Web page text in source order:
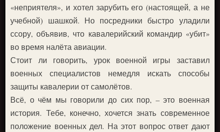
«неприятеля», и хотел зарубить его (настоящей, а не
учебной) шашкой. Но посредники быстро уладили
ссору, объявив, что кавалерийский командир «убит»
во время налёта авиации.
Стоит ли говорить, урок военной игры заставил
военных специалистов немедля искать способы
защиты кавалерии от самолётов.
Всё, о чём мы говорили до сих пор, – это военная
история. Тебе, конечно, хочется знать современное
положение военных дел. На этот вопрос ответ дают